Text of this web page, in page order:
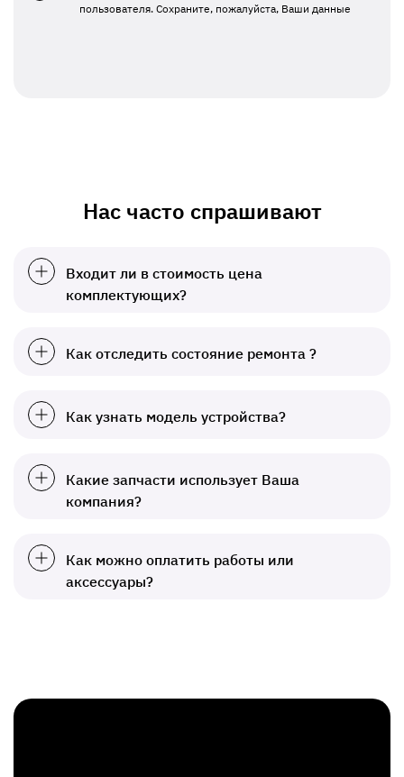
пользователя. Сохраните, пожалуйста, Ваши данные
Нас часто спрашивают
Входит ли в стоимость цена
комплектующих?
Как отследить состояние ремонта ?
Как узнать модель устройства?
Какие запчасти использует Ваша
компания?
Как можно оплатить работы или
аксессуары?